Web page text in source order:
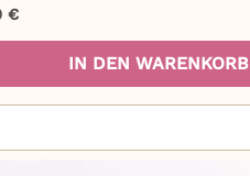
€
IN DEN WARENKORB